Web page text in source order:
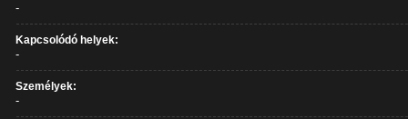
-
Kapcsolódó helyek:
-
Személyek:
-